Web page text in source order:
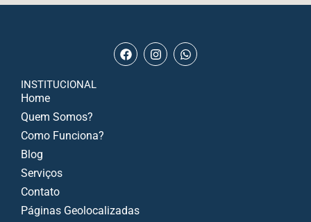
INSTITUCIONAL
Home
Quem Somos?
Como Funciona?
Blog
Serviços
Contato
Páginas Geolocalizadas